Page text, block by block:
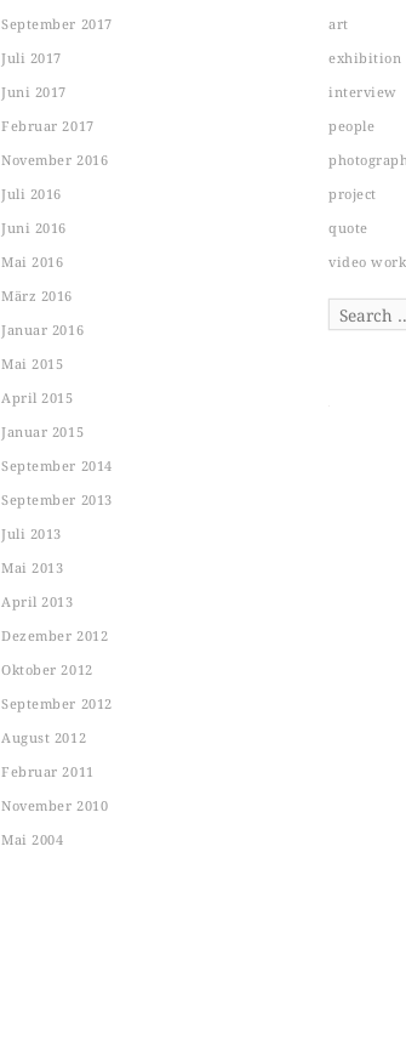
September 2017
Juli 2017
Juni 2017
Februar 2017
November 2016
Juli 2016
Juni 2016
Mai 2016
März 2016
Januar 2016
Mai 2015
April 2015
Januar 2015
September 2014
September 2013
Juli 2013
Mai 2013
April 2013
Dezember 2012
Oktober 2012
September 2012
August 2012
Februar 2011
November 2010
Mai 2004
art
exhibition
interview
people
project
quote
video work
Search